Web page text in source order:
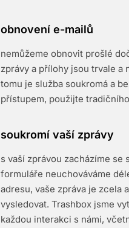
obnovení e-mailů
nemůžeme obnovit prošlé
zprávy a přílohy jsou trvale a
tomu je služba soukromá a
přístupem, použijte
soukromí vaší zprávy
s vaší zprávou zacházíme
formuláře neuchováváme
adresu, vaše zpráva je zcela
vysledovat. Trashbox jsme
každou interakci s námi,